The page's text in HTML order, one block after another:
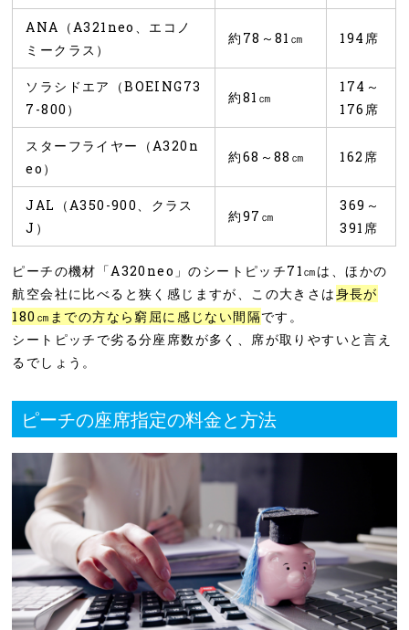
ANA（A321neo、エコノ
ミークラス）
約78～81㎝ 194席
ソラシドエア（BOEING73
7-800）
約81㎝
174～
176席
スターフライヤー（A320n
eo）
約68～88㎝ 162席
JAL（A350-900、クラス
J）
約97㎝
369～
391席
ピーチの機材「A320neo」のシートピッチ71㎝は、ほかの
航空会社に比べると狭く感じますが、この大きさは身長が
180㎝までの方なら窮屈に感じない間隔です。
シートピッチで劣る分座席数が多く、席が取りやすいと言え
るでしょう。
ピーチの座席指定の料金と方法